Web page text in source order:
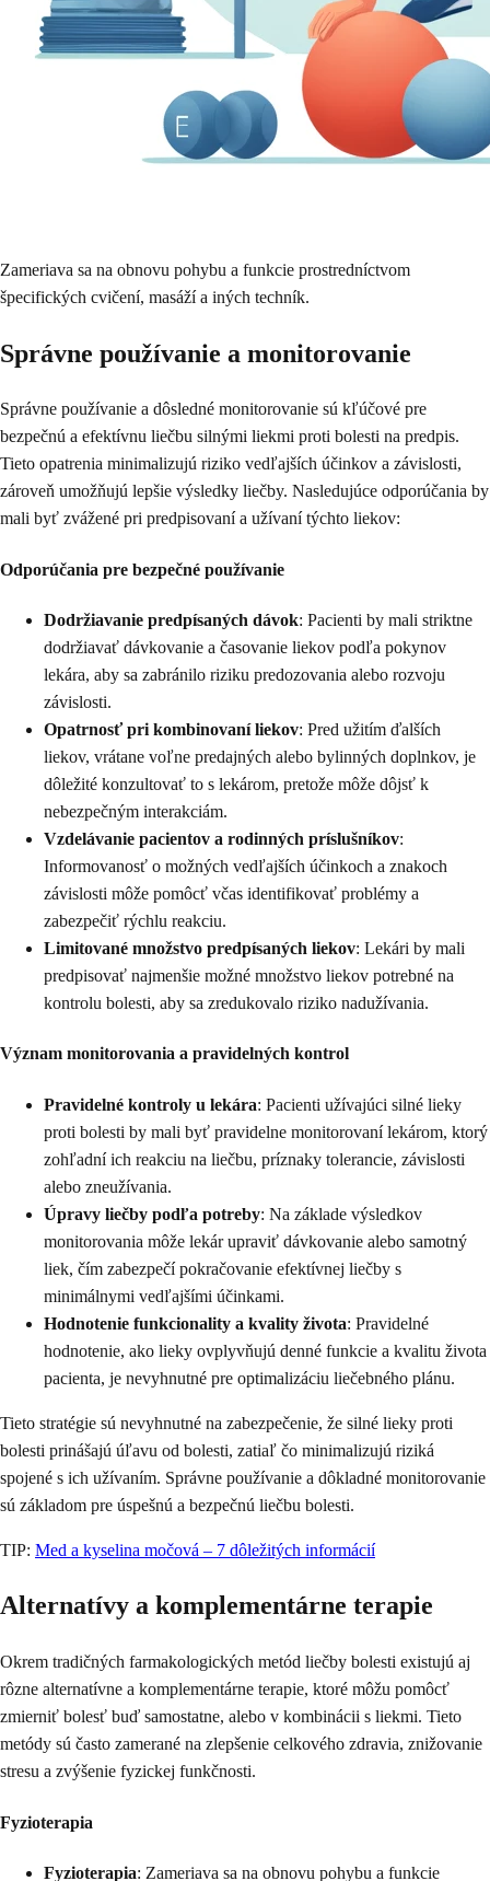
Zameriava sa na obnovu pohybu a funkcie prostredníctvom
špecifických cvičení, masáží a iných techník.
Správne používanie a monitorovanie
Správne používanie a dôsledné monitorovanie sú kľúčové pre
bezpečnú a efektívnu liečbu silnými liekmi proti bolesti na predpis.
Tieto opatrenia minimalizujú riziko vedľajších účinkov a závislosti,
zároveň umožňujú lepšie výsledky liečby. Nasledujúce odporúčania by
mali byť zvážené pri predpisovaní a užívaní týchto liekov:
Odporúčania pre bezpečné používanie
Dodržiavanie predpísaných dávok: Pacienti by mali striktne
dodržiavať dávkovanie a časovanie liekov podľa pokynov
lekára, aby sa zabránilo riziku predozovania alebo rozvoju
závislosti.
Opatrnosť pri kombinovaní liekov: Pred užitím ďalších
liekov, vrátane voľne predajných alebo bylinných doplnkov, je
dôležité konzultovať to s lekárom, pretože môže dôjsť k
nebezpečným interakciám.
Vzdelávanie pacientov a rodinných príslušníkov:
Informovanosť o možných vedľajších účinkoch a znakoch
závislosti môže pomôcť včas identifikovať problémy a
zabezpečiť rýchlu reakciu.
Limitované množstvo predpísaných liekov: Lekári by mali
predpisovať najmenšie možné množstvo liekov potrebné na
kontrolu bolesti, aby sa zredukovalo riziko nadužívania.
Význam monitorovania a pravidelných kontrol
Pravidelné kontroly u lekára: Pacienti užívajúci silné lieky
proti bolesti by mali byť pravidelne monitorovaní lekárom, ktorý
zohľadní ich reakciu na liečbu, príznaky tolerancie, závislosti
alebo zneužívania.
Úpravy liečby podľa potreby: Na základe výsledkov
monitorovania môže lekár upraviť dávkovanie alebo samotný
liek, čím zabezpečí pokračovanie efektívnej liečby s
minimálnymi vedľajšími účinkami.
Hodnotenie funkcionality a kvality života: Pravidelné
hodnotenie, ako lieky ovplyvňujú denné funkcie a kvalitu života
pacienta, je nevyhnutné pre optimalizáciu liečebného plánu.
Tieto stratégie sú nevyhnutné na zabezpečenie, že silné lieky proti
bolesti prinášajú úľavu od bolesti, zatiaľ čo minimalizujú riziká
spojené s ich užívaním. Správne používanie a dôkladné monitorovanie
sú základom pre úspešnú a bezpečnú liečbu bolesti.
TIP: Med a kyselina močová – 7 dôležitých informácií
Alternatívy a komplementárne terapie
Okrem tradičných farmakologických metód liečby bolesti existujú aj
rôzne alternatívne a komplementárne terapie, ktoré môžu pomôcť
zmierniť bolesť buď samostatne, alebo v kombinácii s liekmi. Tieto
metódy sú často zamerané na zlepšenie celkového zdravia, znižovanie
stresu a zvýšenie fyzickej funkčnosti.
Fyzioterapia
Fyzioterapia: Zameriava sa na obnovu pohybu a funkcie